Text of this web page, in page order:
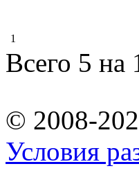
1
Всего 5 на
© 2008-
Условия